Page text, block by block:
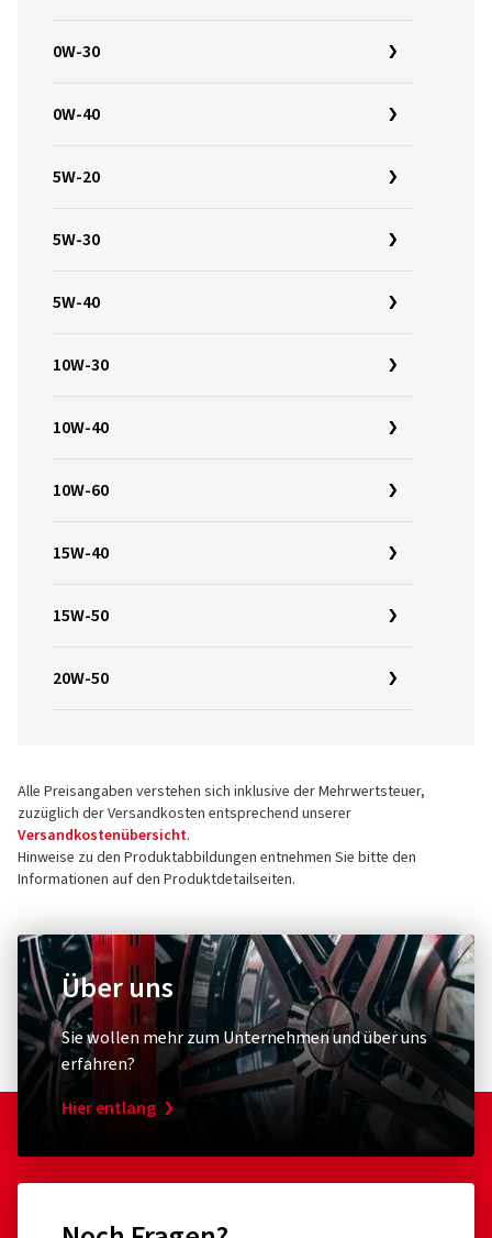
0W-30
0W-40
5W-20
5W-30
5W-40
10W-30
10W-40
10W-60
15W-40
15W-50
20W-50
Alle Preisangaben verstehen sich inklusive der Mehrwertsteuer,
zuzüglich der Versandkosten entsprechend unserer
Versandkostenübersicht.
Hinweise zu den Produktabbildungen entnehmen Sie bitte den
Informationen auf den Produktdetailseiten.
Über uns
Sie wollen mehr zum Unternehmen und über uns
erfahren?
Hier entlang